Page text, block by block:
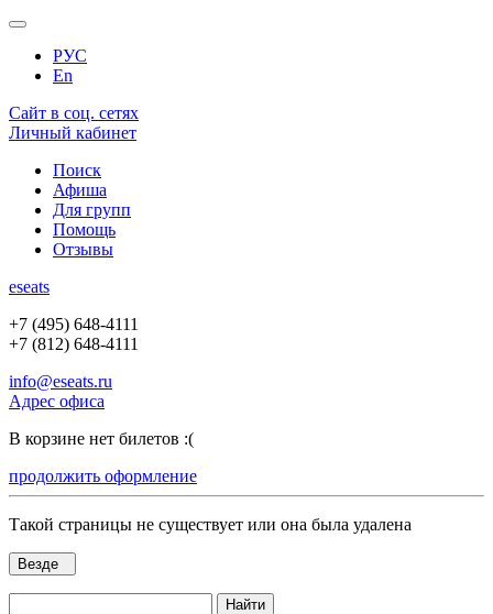
РУС
En
Сайт в соц. сетях
Личный кабинет
Поиск
Афиша
Для групп
Помощь
Отзывы
eseats
+7 (495) 648-4111
+7 (812) 648-4111
info@eseats.ru
Адрес офиса
В корзине нет билетов :(
продолжить оформление
Такой страницы не существует или она была удалена
Везде
Найти